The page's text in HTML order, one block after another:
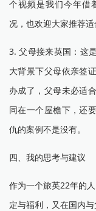
个视频是我们今年借
况，也欢迎大家推荐适
3. 父母接来英国：这
大背景下父母依亲签
办成了，父母未必适
同在一个屋檐下，还
仇的案例不是没有。
四、我的思考与建议
作为一个旅英22年的
定与福利，又在国内与